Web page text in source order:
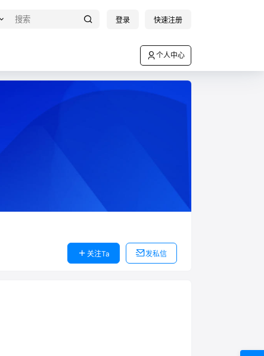
登录 快速注册
个人中心
关注Ta
发私信